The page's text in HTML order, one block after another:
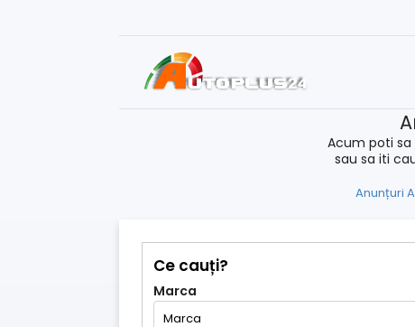
Acum poti
sau sa iti
Anunțuri
Ce cauți?
Marca